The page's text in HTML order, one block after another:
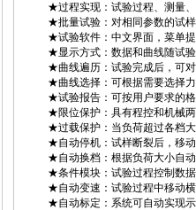
★过程实现：试验过程、测量
★批量试验：对相同参数的试
★试验软件：中文界面，菜单
★显示方式：数据和曲线随试
★曲线遍历：试验完成后，可
★曲线选择：可根据需要选择
★试验报告：可按用户要求的
★限位保护：具有程控和机械
★过载保护：当负荷超过各档
★自动停机：试样断裂后，移
★自动换档：根据负荷大小自
★条件模块：试验过程控制数
★自动变速：试验过程中移动
★自动标定：系统可自动实现